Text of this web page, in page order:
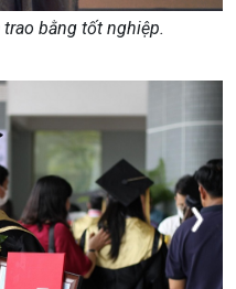
bằng tốt nghiệp.